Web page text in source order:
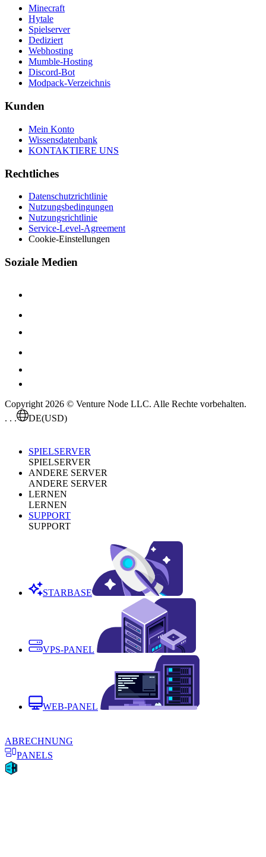
Minecraft
Hytale
Spielserver
Dediziert
Webhosting
Mumble-Hosting
Discord-Bot
Modpack-Verzeichnis
Kunden
Mein Konto
Wissensdatenbank
KONTAKTIERE UNS
Rechtliches
Datenschutzrichtlinie
Nutzungsbedingungen
Nutzungsrichtlinie
Service-Level-Agreement
Cookie-Einstellungen
Soziale Medien
Copyright 2026 © Venture Node LLC. Alle Rechte vorbehalten.
. . .
DE(USD)
SPIELSERVER
SPIELSERVER
ANDERE SERVER
ANDERE SERVER
LERNEN
LERNEN
SUPPORT
SUPPORT
STARBASE
VPS-PANEL
WEB-PANEL
ABRECHNUNG
PANELS